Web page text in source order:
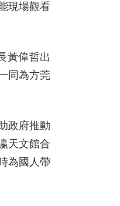
現場觀看
黃偉哲出
同為方莞
政府推動
天文館合
為國人帶